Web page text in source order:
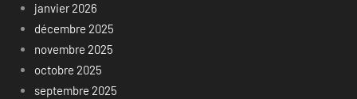
janvier 2026
décembre 2025
novembre 2025
octobre 2025
septembre 2025